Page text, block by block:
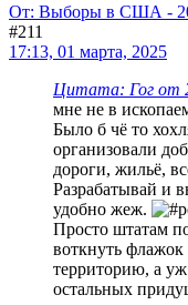
От: Выборы в США -
#211
17:13, 01 марта, 2025
Цитата: Гог от
мне не в
Было б чё то
организовали
дороги, жильё,
Разрабатывай и
удобно жеж.
Просто штатам
воткнуть флажок
территорию, а
остальных